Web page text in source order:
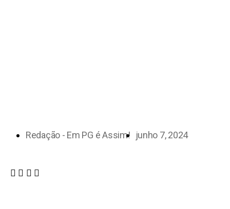
Redação - Em PG é Assim! junho 7, 2024